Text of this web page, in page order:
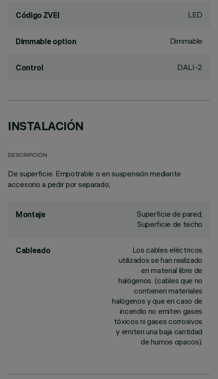
Código ZVEI LED
Dimmable option Dimmable
Control DALI-2
INSTALACIÓN
DESCRIPCIÓN
De superficie. Empotrable o en suspensión mediante
accesorio a pedir por separado;
Montaje
Superficie de pared,
Superficie de techo
Cableado
Los cables eléctricos
utilizados se han realizado
en material libre de
halógenos. (cables que no
contienen materiales
halógenos y que en caso de
incendio no emiten gases
tóxicos ni gases corrosivos
y emiten una baja cantidad
de humos opacos).